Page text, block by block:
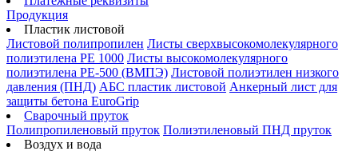
Продукция
Пластик листовой
Листовой полипропилен Листы сверхвысокомолекулярного
полиэтилена PE 1000 Листы высокомолекулярного
полиэтилена РЕ-500 (ВМПЭ) Листовой полиэтилен низкого
давления (ПНД) АБС пластик листовой Анкерный лист для
защиты бетона EuroGrip
Сварочный пруток
Полипропиленовый пруток Полиэтиленовый ПНД пруток
Воздух и вода